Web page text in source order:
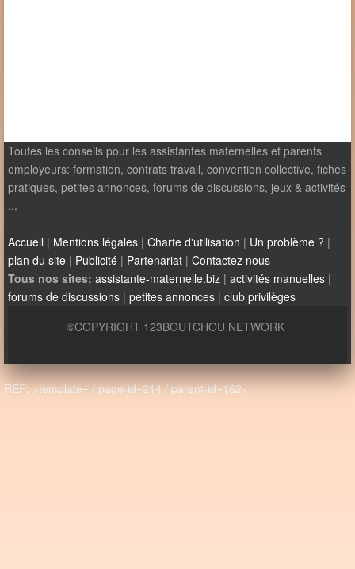
Toutes les conseils pour les assistantes maternelles et parents
employeurs: formation, contrats travail, convention collective, fiches
pratiques, petites annonces, forums de discussions, jeux & activités
...
Accueil | Mentions légales | Charte d'utilisation | Un problème ? |
plan du site | Publicité | Partenariat | Contactez nous
Tous nos sites: assistante-maternelle.biz | activités manuelles |
forums de discussions | petites annonces | club privilèges
©COPYRIGHT 123BOUTCHOU NETWORK
REF: >template= / page-id=214 / parent-id=162<